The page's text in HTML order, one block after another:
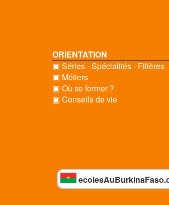
ORIENTATION
▣ Séries - Spécialités - Filières
▣ Métiers
▣ Où se former ?
▣ Conseils de vie